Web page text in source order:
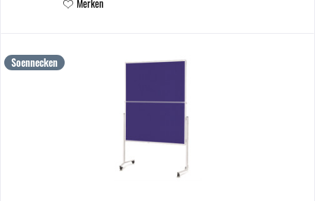
Merken
Soennecken